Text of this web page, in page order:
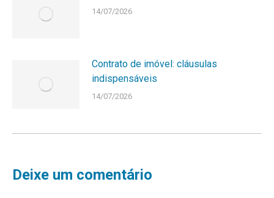
14/07/2026
Contrato de imóvel: cláusulas
indispensáveis
14/07/2026
Deixe um comentário